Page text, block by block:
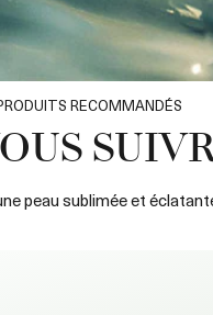
RECOMMANDÉS
peau sublimée et